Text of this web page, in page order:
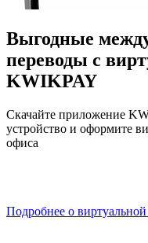
Выгодные
переводы с
KWIKPAY
Скачайте приложение
устройство и оформите
офиса
Подробнее о виртуальной